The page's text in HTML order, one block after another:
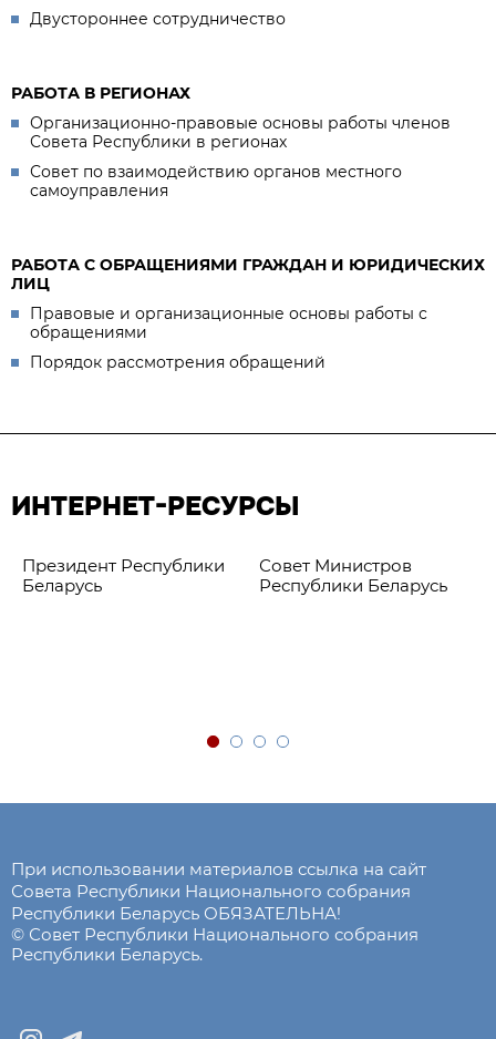
Двустороннее сотрудничество
РАБОТА В РЕГИОНАХ
Организационно-правовые основы работы членов
Совета Республики в регионах
Совет по взаимодействию органов местного
самоуправления
РАБОТА С ОБРАЩЕНИЯМИ ГРАЖДАН И ЮРИДИЧЕСКИХ
ЛИЦ
Правовые и организационные основы работы с
обращениями
Порядок рассмотрения обращений
ИНТЕРНЕТ-РЕСУРСЫ
Президент Республики
Беларусь
Совет Министров
Республики Беларусь
При использовании материалов ссылка на сайт
Совета Республики Национального собрания
Республики Беларусь ОБЯЗАТЕЛЬНА!
© Совет Республики Национального собрания
Республики Беларусь.